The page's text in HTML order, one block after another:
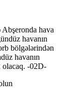
Abşeronda hava
havanın
bölgələrindən
havanın
olacaq. -02D-